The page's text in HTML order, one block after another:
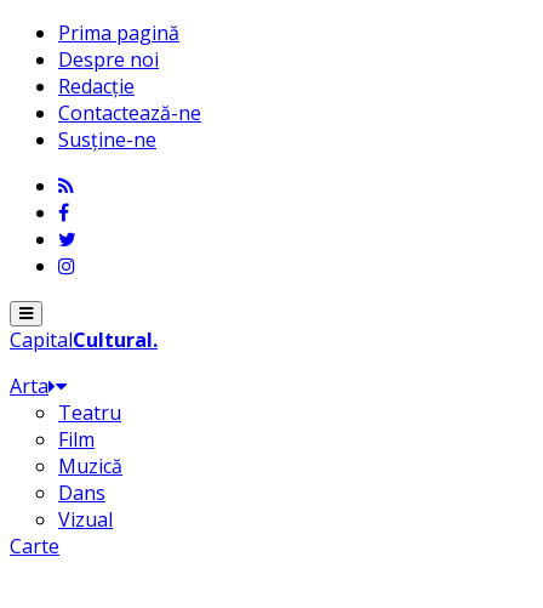
Prima pagină
Despre noi
Redacție
Contactează-ne
Susține-ne
Menu
CapitalCultural.
Arta
Teatru
Film
Muzică
Dans
Vizual
Carte